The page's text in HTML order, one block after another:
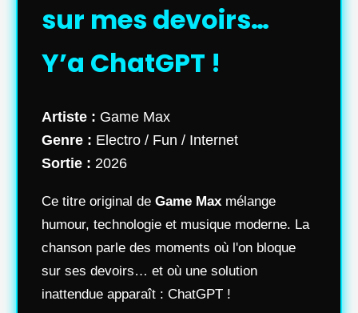
sur mes devoirs…
Y’a ChatGPT !
Artiste : Game Max
Genre : Electro / Fun / Internet
Sortie : 2026
Ce titre original de Game Max mélange
humour, technologie et musique moderne. La
chanson parle des moments où l'on bloque
sur ses devoirs… et où une solution
inattendue apparaît : ChatGPT !